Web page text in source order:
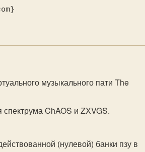
музыкального пати The
ChAOS и ZXVGS.
(нулевой) банки пзу в